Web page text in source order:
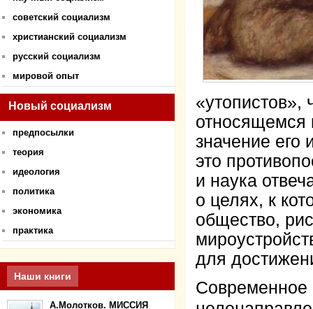
советский социализм
христианский социализм
русский социализм
мировой опыт
Новый социализм
предпосылки
теория
идеология
политика
экономика
практика
Наши книги
А.Молотков. МИССИЯ
«утопистов»,
относящемся
значение его
это
и наука
о целях, к
общество,
для
Современное